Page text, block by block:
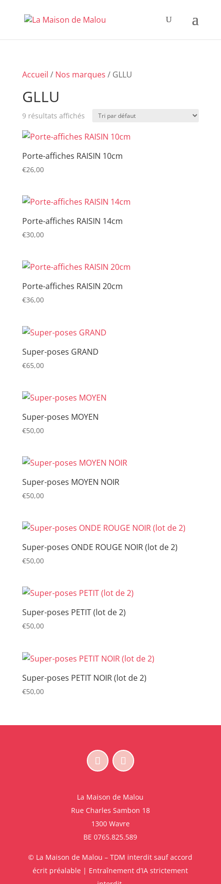
Accueil / Nos marques / GLLU
GLLU
9 résultats affichés
Porte-affiches RAISIN 10cm
€26,00
Porte-affiches RAISIN 14cm
€30,00
Porte-affiches RAISIN 20cm
€36,00
Super-poses GRAND
€65,00
Super-poses MOYEN
€50,00
Super-poses MOYEN NOIR
€50,00
Super-poses ONDE ROUGE NOIR (lot de 2)
€50,00
Super-poses PETIT (lot de 2)
€50,00
Super-poses PETIT NOIR (lot de 2)
€50,00
La Maison de Malou
Rue Charles Sambon 18
1300 Wavre
BE 0765.825.589
© La Maison de Malou – TDM interdit sauf accord
écrit préalable | Entraînement d’IA strictement